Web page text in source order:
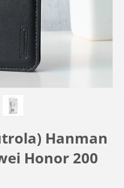
Hanman
Honor 200